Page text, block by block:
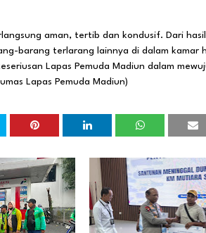
aman, tertib dan kondusif. Dari
barang terlarang lainnya di dalam kamar
Lapas Pemuda Madiun dalam
Lapas Pemuda Madiun)